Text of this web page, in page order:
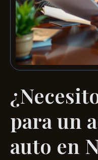
para un
auto en